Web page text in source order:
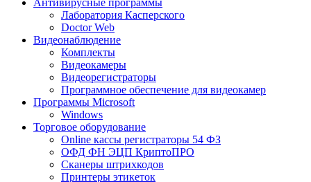
Антивирусные программы
Лаборатория Касперского
Doctor Web
Видеонаблюдение
Комплекты
Видеокамеры
Видеорегистраторы
Программное обеспечение для видеокамер
Программы Microsoft
Windows
Торговое оборудование
Online кассы регистраторы 54 ФЗ
ОФД ФН ЭЦП КриптоПРО
Сканеры штрихкодов
Принтеры этикеток